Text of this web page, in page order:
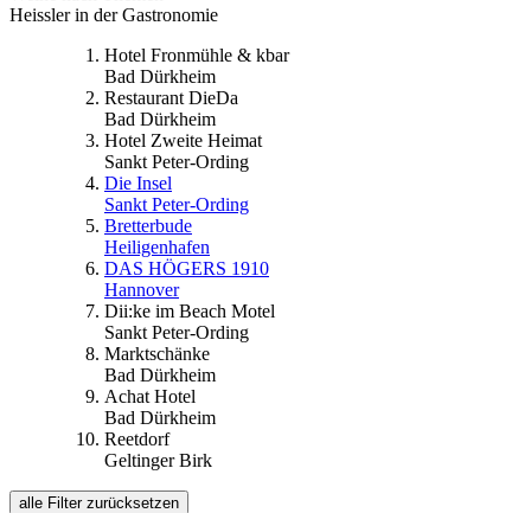
Heissler in der Gastronomie
Hotel Fronmühle & kbar
Bad Dürkheim
Restaurant DieDa
Bad Dürkheim
Hotel Zweite Heimat
Sankt Peter-Ording
Die Insel
Sankt Peter-Ording
Bretterbude
Heiligenhafen
DAS HÖGERS 1910
Hannover
Dii:ke im Beach Motel
Sankt Peter-Ording
Marktschänke
Bad Dürkheim
Achat Hotel
Bad Dürkheim
Reetdorf
Geltinger Birk
alle Filter zurücksetzen